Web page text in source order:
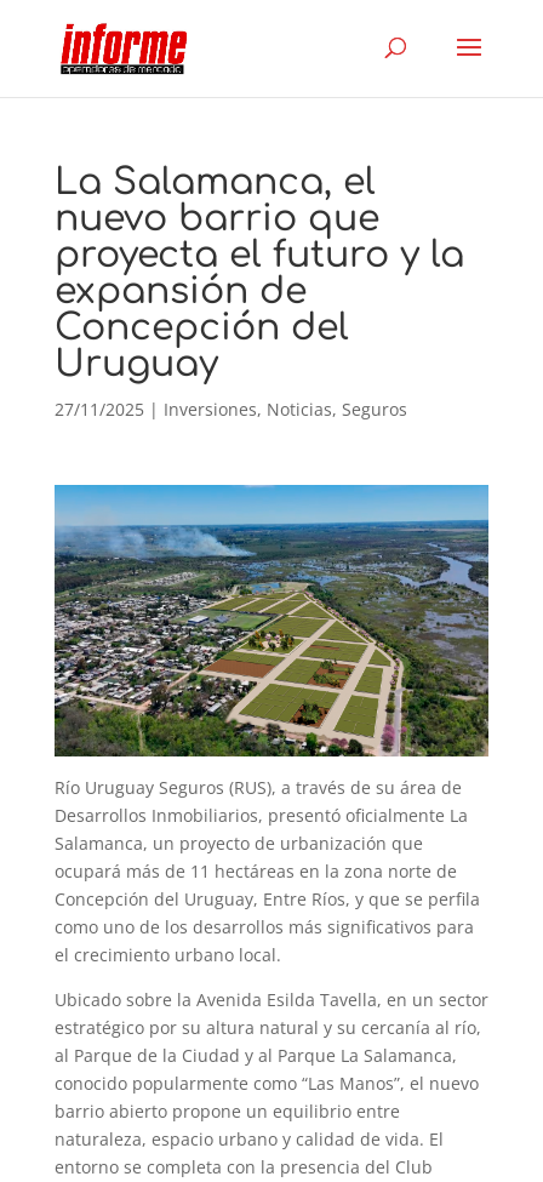
La Salamanca, el
nuevo barrio que
proyecta el futuro y la
expansión de
Concepción del
Uruguay
27/11/2025| Inversiones, Noticias, Seguros
Río Uruguay Seguros (RUS), a través de su área de
Desarrollos Inmobiliarios, presentó oficialmente La
Salamanca, un proyecto de urbanización que
ocupará más de 11 hectáreas en la zona norte de
Concepción del Uruguay, Entre Ríos, y que se perfila
como uno de los desarrollos más significativos para
el crecimiento urbano local.
Ubicado sobre la Avenida Esilda Tavella, en un sector
estratégico por su altura natural y su cercanía al río,
al Parque de la Ciudad y al Parque La Salamanca,
conocido popularmente como “Las Manos”, el nuevo
barrio abierto propone un equilibrio entre
naturaleza, espacio urbano y calidad de vida. El
entorno se completa con la presencia del Club